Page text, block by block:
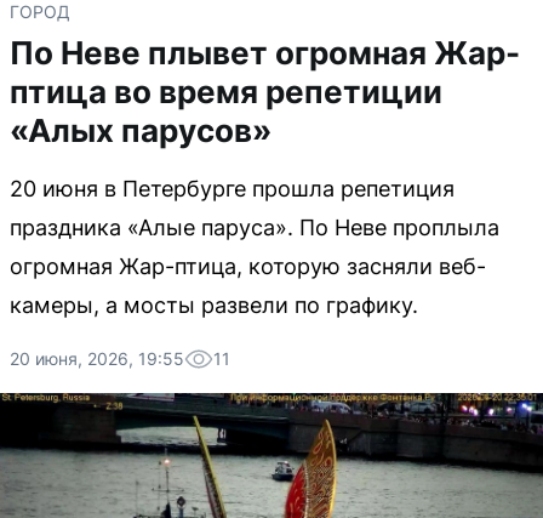
ГОРОД
По Неве плывет огромная Жар-
птица во время репетиции
«Алых парусов»
20 июня в Петербурге прошла репетиция
праздника «Алые паруса». По Неве проплыла
огромная Жар-птица, которую засняли веб-
камеры, а мосты развели по графику.
20 июня, 2026, 19:55 11